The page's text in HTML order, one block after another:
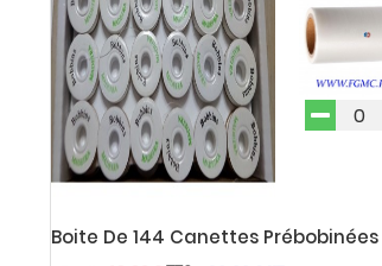
Boite De 144 Canettes